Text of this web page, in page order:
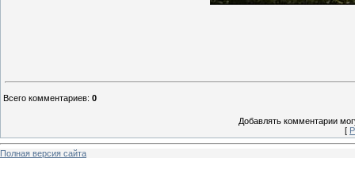
Всего комментариев: 0
Добавлять комментарии
[
Полная версия сайта